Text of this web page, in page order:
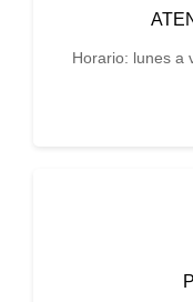
Horario: lunes a